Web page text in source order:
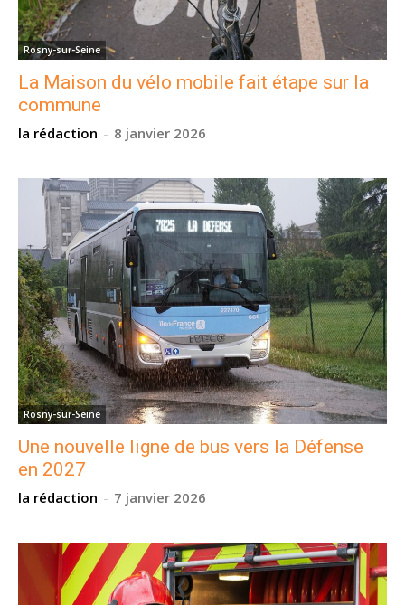
Rosny-sur-Seine
La Maison du vélo mobile fait étape sur la
commune
la rédaction - 8 janvier 2026
Rosny-sur-Seine
Une nouvelle ligne de bus vers la Défense
en 2027
la rédaction - 7 janvier 2026